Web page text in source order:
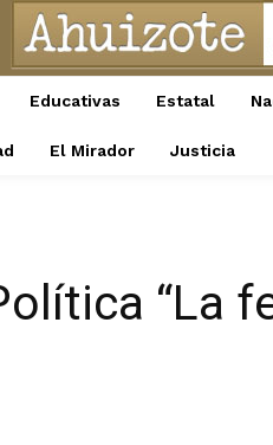
Educativas Estatal
El Mirador Justicia
“La